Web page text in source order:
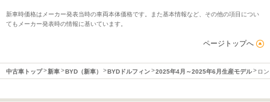
新車時価格はメーカー発表当時の車両本体価格です。また基本情報など、その他の項目につい
てもメーカー発表時の情報に基いています。
ページトップへ
中古車トップ 新車 BYD（新車） BYDドルフィン 2025年4月～2025年6月生産モデル ロ